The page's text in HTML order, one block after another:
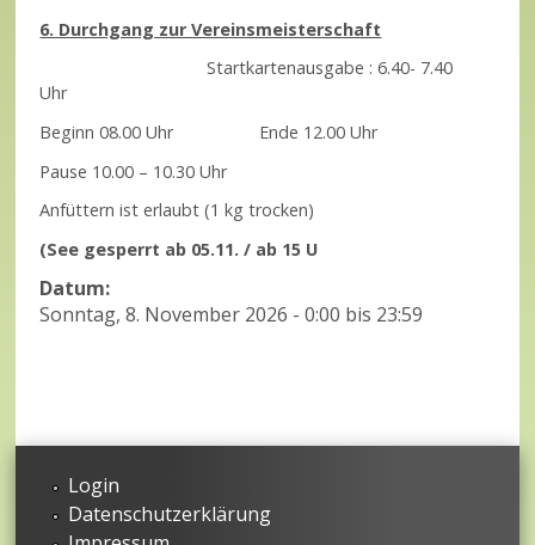
6. Durchgang zur Vereinsmeisterschaft
Startkartenausgabe : 6.40- 7.40
Uhr
Beginn 08.00 Uhr Ende 12.00 Uhr
Pause 10.00 – 10.30 Uhr
Anfüttern ist erlaubt (1 kg trocken)
(See gesperrt ab 05.11. / ab 15 U
Datum:
Sonntag, 8. November 2026 -0:00 bis 23:59
Login
Datenschutzerklärung